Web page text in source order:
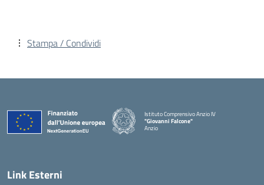
Stampa / Condividi
Istituto Comprensivo Anzio IV
"Giovanni Falcone"
Anzio
Link Esterni